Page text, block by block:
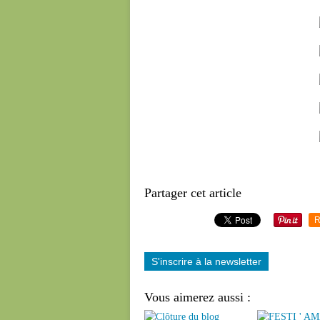
Partager cet article
S'inscrire à la newsletter
Vous aimerez aussi :